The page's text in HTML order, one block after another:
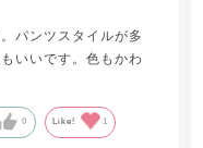
パンツスタイルが多
いいです。色もかわ
0 Like! 1